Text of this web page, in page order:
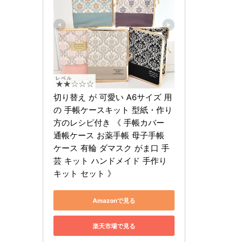
切り替え が 可愛い A6サイズ 用
の 手帳ケースキット 型紙・作り
方のレシピ付き 《 手帳カバー
通帳ケース お薬手帳 母子手帳
ケース 有輪 ダマスク がま口 手
芸 キット ハンドメイド 手作り
キット セット 》
Amazonで見る
楽天市場で見る